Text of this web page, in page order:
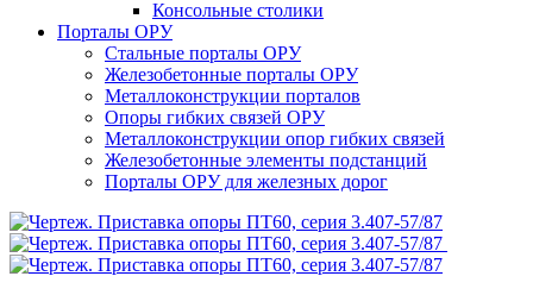
Консольные столики
Порталы ОРУ
Стальные порталы ОРУ
Железобетонные порталы ОРУ
Металлоконструкции порталов
Опоры гибких связей ОРУ
Металлоконструкции опор гибких связей
Железобетонные элементы подстанций
Порталы ОРУ для железных дорог